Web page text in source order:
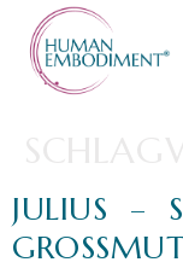
JULIUS –
GROSSMUT